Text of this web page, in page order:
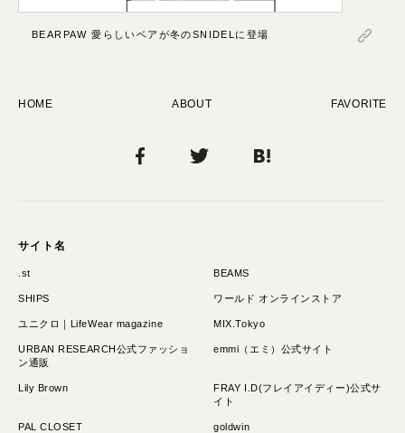
BEARPAW 愛らしいベアが冬のSNIDELに登場
HOME ABOUT FAVORITE
サイト名
.st BEAMS
SHIPS ワールド オンラインストア
ユニクロ｜LifeWear magazine MIX.Tokyo
URBAN RESEARCH公式ファッショ
ン通販
emmi（エミ）公式サイト
Lily Brown
FRAY I.D(フレイアイディー)公式サ
イト
PAL CLOSET goldwin